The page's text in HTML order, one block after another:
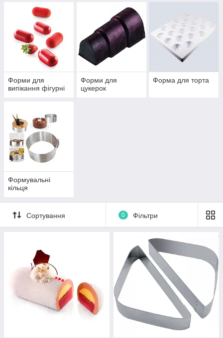
Форми для
випікання фігурні
Форми для
цукерок
Форма для торта
Формувальні
кільця
Сортування 0 Фільтри